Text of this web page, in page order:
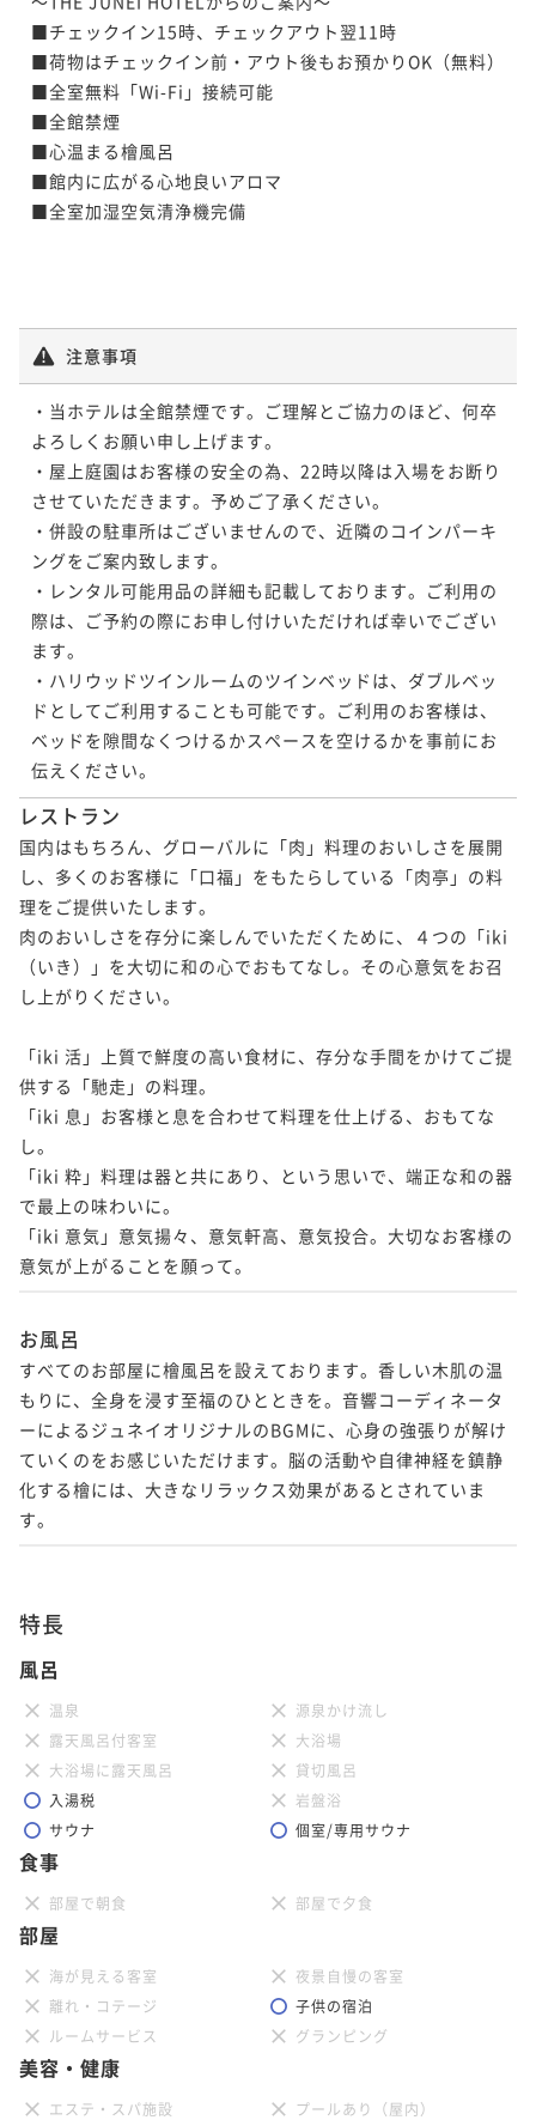
■チェックイン15時、チェックアウト翌11時
■荷物はチェックイン前・アウト後もお預かりOK（無料）
■全室無料「Wi-Fi」接続可能
■全館禁煙
■心温まる檜風呂
■館内に広がる心地良いアロマ
■全室加湿空気清浄機完備
注意事項
・当ホテルは全館禁煙です。ご理解とご協力のほど、何卒
よろしくお願い申し上げます。
・屋上庭園はお客様の安全の為、22時以降は入場をお断り
させていただきます。予めご了承ください。
・併設の駐車所はございませんので、近隣のコインパーキ
ングをご案内致します。
・レンタル可能用品の詳細も記載しております。ご利用の
際は、ご予約の際にお申し付けいただければ幸いでござい
ます。
・ハリウッドツインルームのツインベッドは、ダブルベッ
ドとしてご利用することも可能です。ご利用のお客様は、
ベッドを隙間なくつけるかスペースを空けるかを事前にお
伝えください。
レストラン
国内はもちろん、グローバルに「肉」料理のおいしさを展開
し、多くのお客様に「口福」をもたらしている「肉亭」の料
理をご提供いたします。
肉のおいしさを存分に楽しんでいただくために、４つの「iki
（いき）」を大切に和の心でおもてなし。その心意気をお召
し上がりください。
「iki 活」上質で鮮度の高い食材に、存分な手間をかけてご提
供する「馳走」の料理。
「iki 息」お客様と息を合わせて料理を仕上げる、おもてな
し。
「iki 粋」料理は器と共にあり、という思いで、端正な和の器
で最上の味わいに。
「iki 意気」意気揚々、意気軒高、意気投合。大切なお客様の
意気が上がることを願って。
お風呂
すべてのお部屋に檜風呂を設えております。香しい木肌の温
もりに、全身を浸す至福のひとときを。音響コーディネータ
ーによるジュネイオリジナルのBGMに、心身の強張りが解け
ていくのをお感じいただけます。脳の活動や自律神経を鎮静
化する檜には、大きなリラックス効果があるとされていま
す。
特長
風呂
温泉
源泉かけ流し
露天風呂付客室
大浴場
大浴場に露天風呂
貸切風呂
入湯税
岩盤浴
サウナ
個室/専用サウナ
食事
部屋で朝食 部屋で夕食
部屋
海が見える客室
夜景自慢の客室
離れ・コテージ
子供の宿泊
ルームサービス
グランピング
美容・健康
エステ・スパ施設
プールあり（屋内）